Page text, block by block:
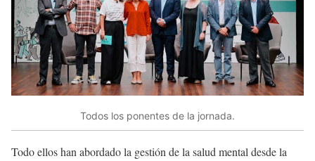
Todos los ponentes de la jornada.
Todo ellos han abordado la gestión de la salud mental desde la